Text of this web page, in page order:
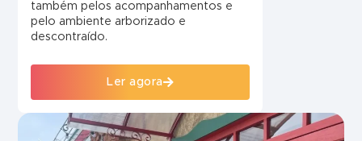
também pelos acompanhamentos e
pelo ambiente arborizado e
descontraído.
Ler agora